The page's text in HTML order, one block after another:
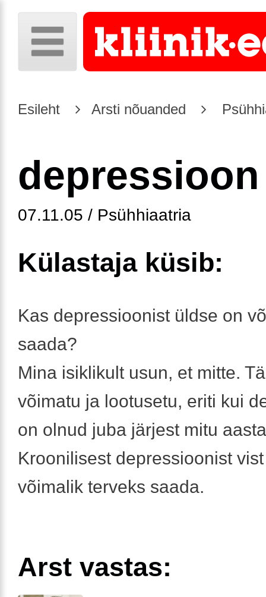
Esileht Arsti nõuanded
depressioon
07.11.05 / Psühhiaatria
Külastaja küsib:
Kas depressioonist üldse on
saada?
Mina isiklikult usun, et mitte.
võimatu ja lootusetu, eriti kui
on olnud juba järjest mitu
Kroonilisest depressioonist
võimalik terveks saada.
Arst vastas: